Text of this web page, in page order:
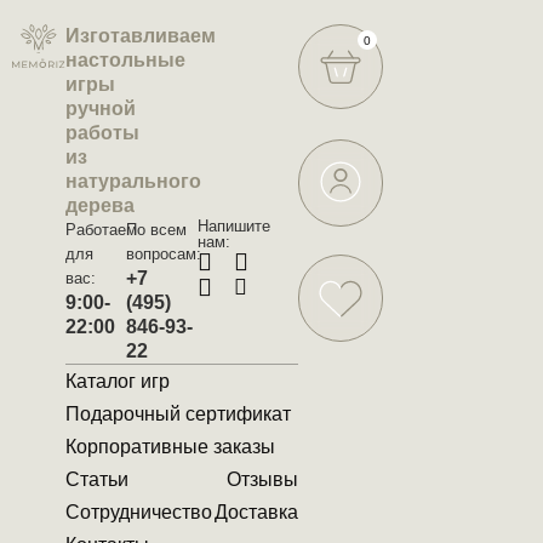
Изготавливаем
настольные
игры
ручной
работы
из
натурального
дерева
9:00-
22:00
Работаем
для
вас:
+7
(495)
846-93-
22
По всем
вопросам:
Напишите
нам:
Каталог игр
Подарочный сертификат
Корпоративные заказы
Статьи
Отзывы
СотрудничествоДоставка
0